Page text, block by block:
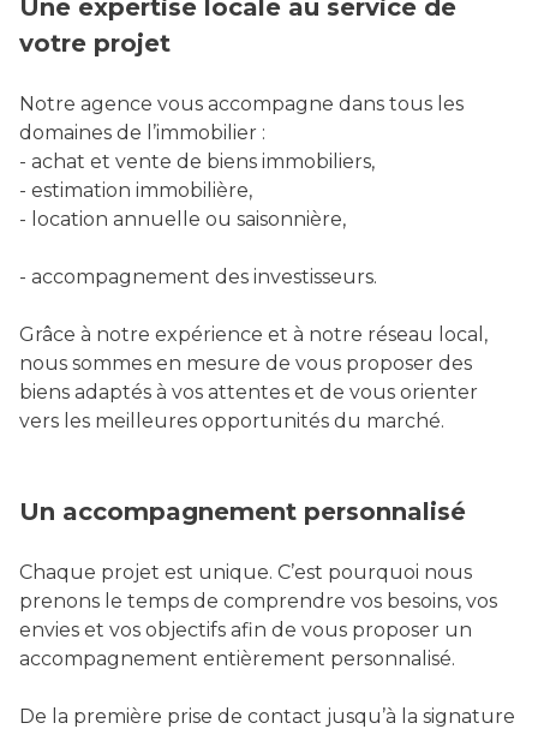
Une expertise locale au service de
votre projet
Notre agence vous accompagne dans tous les
domaines de l’immobilier :
- achat et vente de biens immobiliers,
- estimation immobilière,
- location annuelle ou saisonnière,
- accompagnement des investisseurs.
Grâce à notre expérience et à notre réseau local,
nous sommes en mesure de vous proposer des
biens adaptés à vos attentes et de vous orienter
vers les meilleures opportunités du marché.
Un accompagnement personnalisé
Chaque projet est unique. C’est pourquoi nous
prenons le temps de comprendre vos besoins, vos
envies et vos objectifs afin de vous proposer un
accompagnement entièrement personnalisé.
De la première prise de contact jusqu’à la signature